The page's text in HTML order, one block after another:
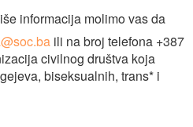
informacija molimo vas da
ili na broj telefona +387
civilnog društva koja
biseksualnih, trans* i